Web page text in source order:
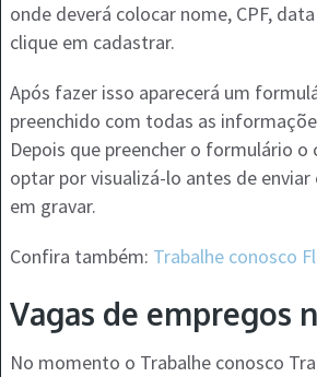
onde deverá colocar nome, CPF,
clique em cadastrar.
Após fazer isso aparecerá um
preenchido com todas as
Depois que preencher o formulário
optar por visualizá-lo antes de enviar
em gravar.
Confira também: Trabalhe conosco
Vagas de empregos
No momento o Trabalhe conosco